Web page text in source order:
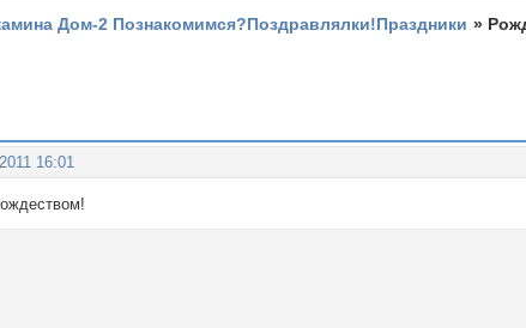
Дом-2 Познакомимся?Поздравлялки!Праздники »
16:01